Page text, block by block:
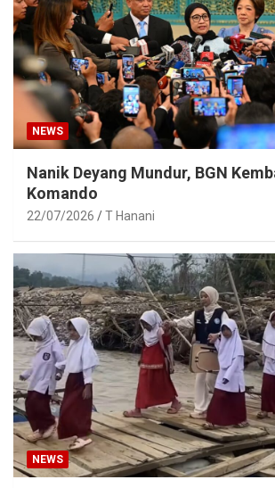
NEWS
Nanik Deyang Mundur, BGN
Komando
22/07/2026 T Hanani
NEWS